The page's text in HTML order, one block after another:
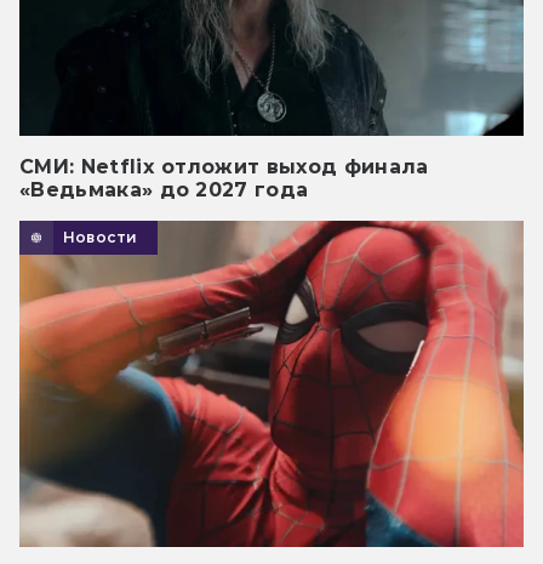
СМИ: Netflix отложит выход финала
«Ведьмака» до 2027 года
Новости